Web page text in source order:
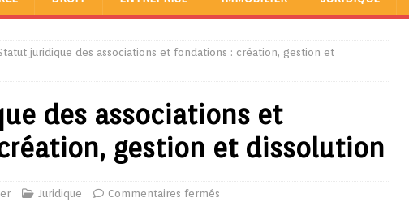
juridique des associations et fondations : création, gestion et
des associations et
gestion et dissolution
Juridique Commentaires fermés